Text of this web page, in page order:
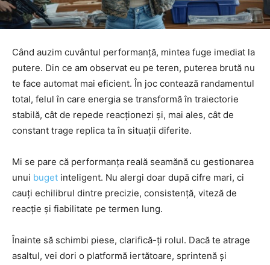
Când auzim cuvântul performanță, mintea fuge imediat la
putere. Din ce am observat eu pe teren, puterea brută nu
te face automat mai eficient. În joc contează randamentul
total, felul în care energia se transformă în traiectorie
stabilă, cât de repede reacționezi și, mai ales, cât de
constant trage replica ta în situații diferite.
Mi se pare că performanța reală seamănă cu gestionarea
unui buget inteligent. Nu alergi doar după cifre mari, ci
cauți echilibrul dintre precizie, consistență, viteză de
reacție și fiabilitate pe termen lung.
Înainte să schimbi piese, clarifică-ți rolul. Dacă te atrage
asaltul, vei dori o platformă iertătoare, sprintenă și